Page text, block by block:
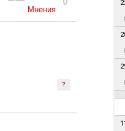
Мнения
?